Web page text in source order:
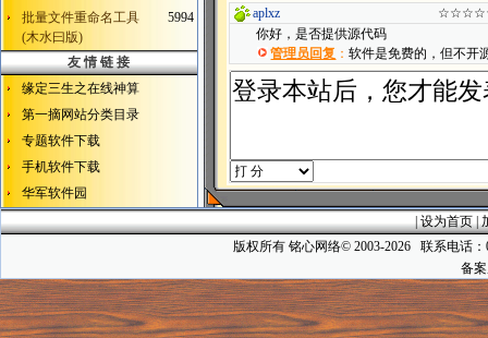
批量文件重命名工具
(木水曰版)
5994
友 情 链 接
缘定三生之在线神算
第一摘网站分类目录
专题软件下载
手机软件下载
华军软件园
aplxz
你好，是否提供源代码
管理员回复 ：软件是免费的，但不开
|设为首页 |
版权所有 铭心网络© 2003-2026 联系电话
备